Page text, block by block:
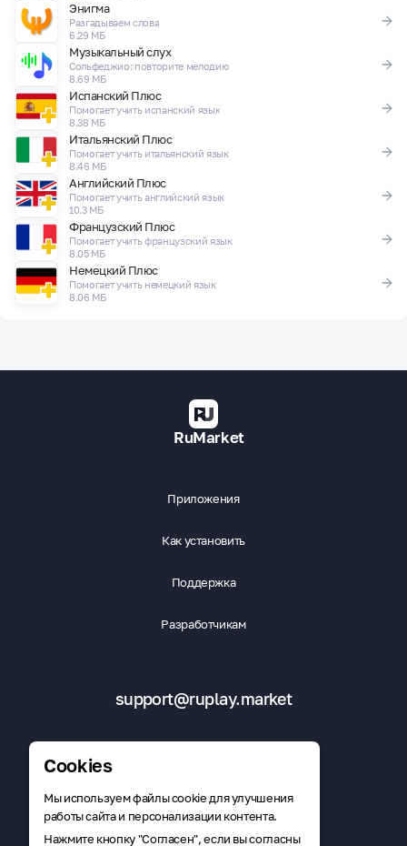
Энигма
Разгадываем слова
6.29 МБ
Музыкальный слух
Сольфеджио: повторите мелодию
8.69 МБ
Испанский Плюс
Помогает учить испанский язык
8.38 МБ
Итальянский Плюс
Помогает учить итальянский язык
8.46 МБ
Английский Плюс
Помогает учить английский язык
10.3 МБ
Французский Плюс
Помогает учить французский язык
8.05 МБ
Немецкий Плюс
Помогает учить немецкий язык
8.06 МБ
Cookies
Мы используем файлы cookie для улучшения
работы сайта и персонализации контента.
Нажмите кнопку "Согласен", если вы согласны
RuMarket
Приложения
Как установить
Поддержка
Разработчикам
support@ruplay.market
Скачать RuMarket